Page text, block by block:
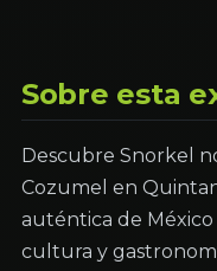
Sobre esta
Descubre Snorkel
Cozumel en
auténtica de
cultura y